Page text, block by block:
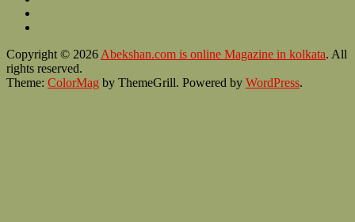
Copyright © 2026 Abekshan.com is online Magazine in kolkata. All
rights reserved.
Theme: ColorMag by ThemeGrill. Powered by WordPress.